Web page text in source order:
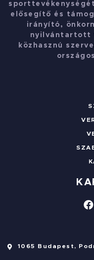
elősegítő és
irányító,
nyilvántartott
közhasznú
1065 Budapest,